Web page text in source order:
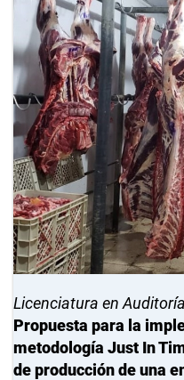
Licenciatura en
Propuesta para la
metodología Just In
de producción de una